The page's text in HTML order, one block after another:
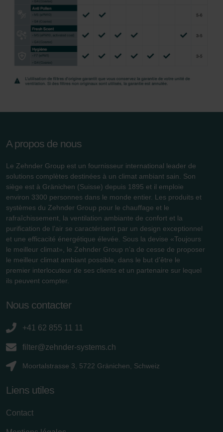
A propos de nous
Le Zehnder Group est un fournisseur international leader de
solutions complètes destinées à un climat ambiant sain. Son
siège est à Gränichen (Suisse) depuis 1895 et il emploie
environ 3300 personnes dans le monde entier. Les produits et
systèmes du Zehnder Group pour le chauffage et le
rafraîchissement, la ventilation ambiante de confort et la
purification de l’air se caractérisent par un design exceptionnel
et une efficacité énergétique élevée. Sous la devise «Toujours
le meilleur climat», le Zehnder Group n’a de cesse de proposer
le meilleur climat ambiant possible, dans le but d’être le
premier interlocuteur de ses clients et un partenaire sur lequel
ils peuvent compter.
Nous contacter
+41 62 855 11 11
filter@zehnder-systems.ch
Moortalstrasse 3, 5722 Gränichen, Schweiz
Liens utiles
Contact